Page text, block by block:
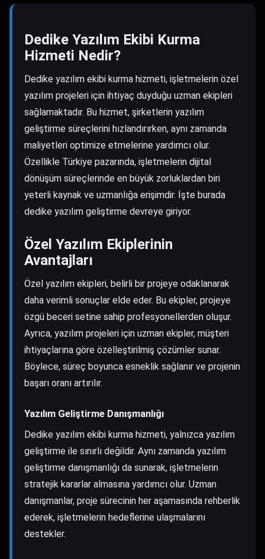
Dedike Yazılım Ekibi Kurma
Hizmeti Nedir?
Dedike yazılım ekibi kurma hizmeti, işletmelerin özel
yazılım projeleri için ihtiyaç duyduğu uzman ekipleri
sağlamaktadır. Bu hizmet, şirketlerin yazılım
geliştirme süreçlerini hızlandırırken, aynı zamanda
maliyetleri optimize etmelerine yardımcı olur.
Özellikle Türkiye pazarında, işletmelerin dijital
dönüşüm süreçlerinde en büyük zorluklardan biri
yeterli kaynak ve uzmanlığa erişimdir. İşte burada
dedike yazılım geliştirme devreye giriyor.
Özel Yazılım Ekiplerinin
Avantajları
Özel yazılım ekipleri, belirli bir projeye odaklanarak
daha verimli sonuçlar elde eder. Bu ekipler, projeye
özgü beceri setine sahip profesyonellerden oluşur.
Ayrıca, yazılım projeleri için uzman ekipler, müşteri
ihtiyaçlarına göre özelleştirilmiş çözümler sunar.
Böylece, süreç boyunca esneklik sağlanır ve projenin
başarı oranı artırılır.
Yazılım Geliştirme Danışmanlığı
Dedike yazılım ekibi kurma hizmeti, yalnızca yazılım
geliştirme ile sınırlı değildir. Aynı zamanda yazılım
geliştirme danışmanlığı da sunarak, işletmelerin
stratejik kararlar almasına yardımcı olur. Uzman
danışmanlar, proje sürecinin her aşamasında rehberlik
ederek, işletmelerin hedeflerine ulaşmalarını
destekler.